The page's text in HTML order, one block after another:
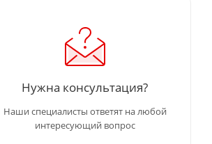
Нужна консультация?
Наши специалисты ответят на любой
интересующий вопрос